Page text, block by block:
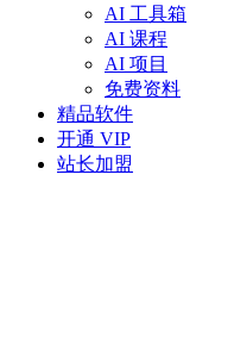
AI 工具箱
AI 课程
AI 项目
免费资料
精品软件
开通 VIP
站长加盟